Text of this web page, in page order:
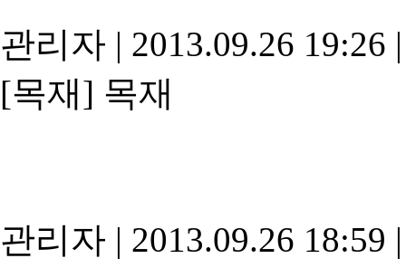
관리자 | 2013.09.26 19:26 |
[목재] 목재
관리자 | 2013.09.26 18:59 |